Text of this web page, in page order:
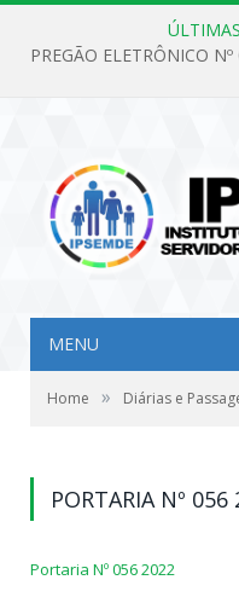
MENU
Home » Diárias e
PORTARIA Nº 056
Portaria Nº 056 2022